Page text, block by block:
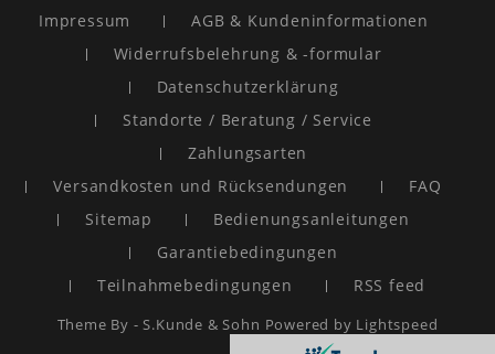
Impressum
AGB & Kundeninformationen
Widerrufsbelehrung & -formular
Datenschutzerklärung
Standorte / Beratung / Service
Zahlungsarten
Versandkosten und Rücksendungen
FAQ
Sitemap
Bedienungsanleitungen
Garantiebedingungen
Teilnahmebedingungen
RSS feed
Theme By -S.Kunde & Sohn Powered by Lightspeed